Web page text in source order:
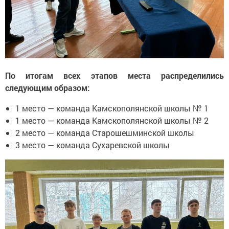
По итогам всех этапов места распределились
следующим образом:
1 место — команда Камскополянской школы № 1
1 место — команда Камскополянской школы № 2
2 место — команда Старошешминской школы
3 место — команда Сухаревской школы